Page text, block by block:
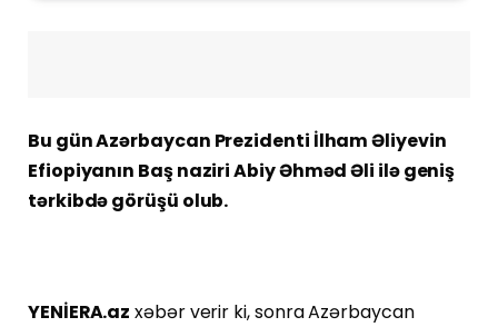
Bu gün Azərbaycan Prezidenti İlham Əliyevin
Efiopiyanın Baş naziri Abiy Əhməd Əli ilə geniş
tərkibdə görüşü olub.
YENİERA.az xəbər verir ki, sonra Azərbaycan